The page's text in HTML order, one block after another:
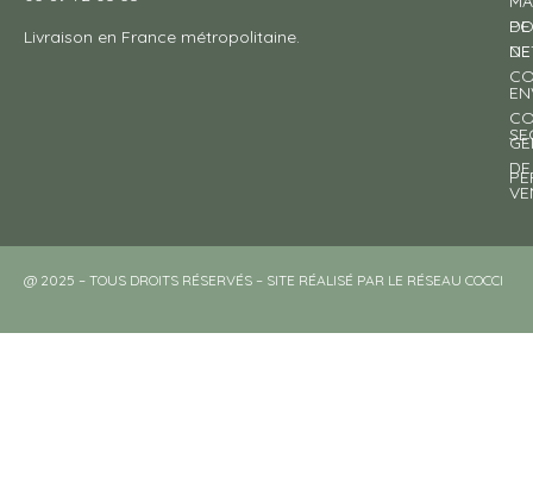
Livraison en France métropolitaine.
DE
DE
DE
@ 2025 – TOUS DROITS RÉSERVÉS – SITE RÉALISÉ PAR LE RÉSEAU COCCI